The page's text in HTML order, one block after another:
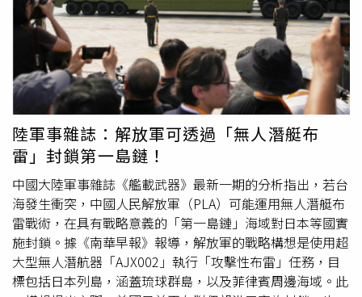
今年1月初訪問中國，有助於重新建立北京與首爾之間的外
交動能。儘管雙方領導人均同意維護區域穩定，但習近平並
未明確支持立即推動朝鮮半島無核化。自2022年以來，中
國已逐漸從官方外交紀錄與政策文件中淡化「朝鮮半島無核
化」的表述。此前，北韓在2023年12月底正式宣布，南北
韓已屬於「兩個敵對國家」之間的關係。首爾政府則在18日
公布的統一白皮書中，首次將南北韓定義為兩個獨立國家，
並明確承諾推動和平共存。
4個常任理事國領袖的國家。法國總統馬克宏（Emmanuel
Macron）已於去年12月訪問北京，接著英國首相施凱爾
（Keir Starmer）則於今年1月到訪。川普今（15日）將結
束其訪中行程，這是近10年來首次有美國領導人訪華，他的
行程先前因伊朗戰爭而延後數週。中國14日鋪設紅毯迎接，
安排了包含數十名學童，以及21響禮炮在內的隆重歡迎儀
式。消息人士指出，由於中國官員近期忙於接待川普的訪
問，因此普丁此行不太可能出現同等規模的隆重場面。克里
姆林宮曾在2月透露，俄羅斯領導人將於2026年上半年訪問
中國，而俄羅斯副外交部長魯堅科（Andrey Rudenko）也
在3月向媒體表示，相關日期正在最後敲定中。14日，克宮
又證實，普丁將「很快」前往中國，且訪問準備工作已經完
成，但仍未公布具體日期。自俄羅斯於2022年入侵烏克蘭
以來，北京一直試圖深化與莫斯科之間的關係，並多次重申
雙邊關係「堅如磐石」。兩國之間的貿易持續成長，並在西
陸軍事雜誌：解放軍可透過「無人潛艇布
雷」封鎖第一島鏈！
中國大陸軍事雜誌《艦載武器》最新一期的分析指出，若台
海發生衝突，中國人民解放軍（PLA）可能運用無人潛艇布
雷戰術，在具有戰略意義的「第一島鏈」海域對日本等國實
施封鎖。據《南華早報》報導，解放軍的戰略構想是使用超
大型無人潛航器「AJX002」執行「攻擊性布雷」任務，目
標包括日本列島，涵蓋琉球群島，以及菲律賓周邊海域。此